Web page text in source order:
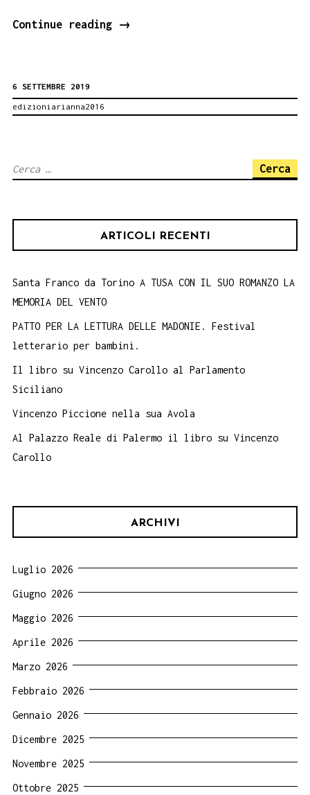
Continue reading
Capo
→
6 SETTEMBRE 2019
edizioniarianna2016
Ricerca
ARTICOLI RECENTI
Santa Franco da Torino A TUSA CON IL SUO ROMANZO LA
MEMORIA DEL VENTO
PATTO PER LA LETTURA DELLE MADONIE. Festival
letterario per bambini.
Il libro su Vincenzo Carollo al Parlamento
Siciliano
Vincenzo Piccione nella sua Avola
Al Palazzo Reale di Palermo il libro su Vincenzo
Carollo
ARCHIVI
Luglio 2026
Giugno 2026
Maggio 2026
Aprile 2026
Marzo 2026
Febbraio 2026
Gennaio 2026
Dicembre 2025
Novembre 2025
Ottobre 2025